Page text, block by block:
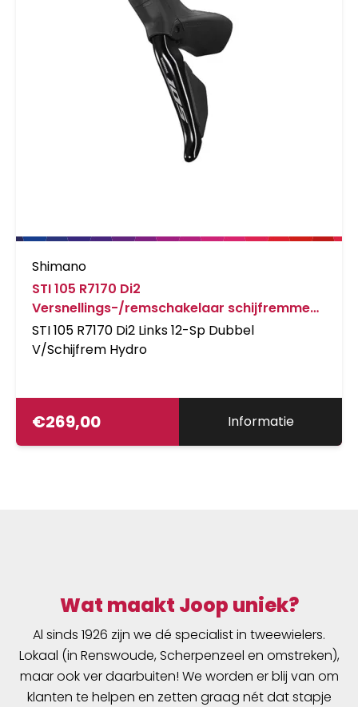
Shimano
STI 105 R7170 Di2
Versnellings-/remschakelaar schijfremmen
2-speed Links
STI 105 R7170 Di2 Links 12-Sp Dubbel
V/Schijfrem Hydro
€269,00 Informatie
Wat maakt Joop uniek?
Al sinds 1926 zijn we dé specialist in tweewielers.
Lokaal (in Renswoude, Scherpenzeel en omstreken),
maar ook ver daarbuiten! We worden er blij van om
klanten te helpen en zetten graag nét dat stapje